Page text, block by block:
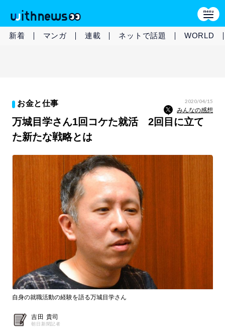
新着 マンガ 連載 ネットで話題 WORLD
お金と仕事 2020/04/15
みんなの感想
万城目学さん1回コケた就活 2回目に立て
た新たな戦略とは
自身の就職活動の経験を語る万城目学さん
吉田 貴司
朝日新聞記者